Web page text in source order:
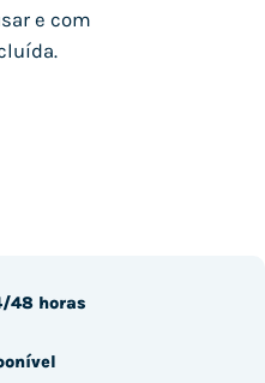
e com
48 horas